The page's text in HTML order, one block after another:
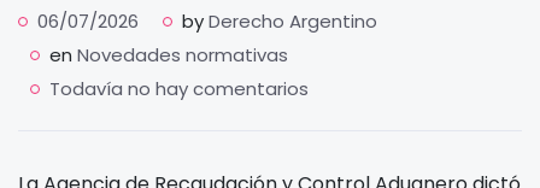
06/07/2026 byDerecho Argentino
en Novedades normativas
Todavía no hay comentarios